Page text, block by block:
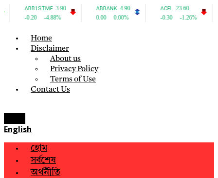
Home
Disclaimer
About us
Privacy Policy
Terms of Use
Contact Us
English
হোম
সর্বশেষ
অর্থনীতি